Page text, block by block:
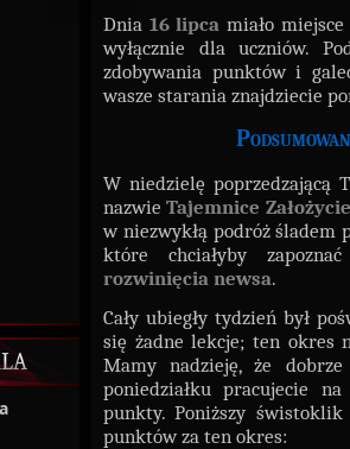
Dnia 16 lipca miało
wyłącznie dla uczniów.
zdobywania punktów i
wasze starania znajdziecie
W niedzielę poprzedzającą
nazwieTajemnice
w niezwykłą podróż śladem
które chciałyby
rozwinięcia newsa.
Cały ubiegły tydzień był
się żadne lekcje; ten okres
Mamy nadzieję, że
poniedziałku pracujecie
punkty. Poniższy
punktów za ten okres: